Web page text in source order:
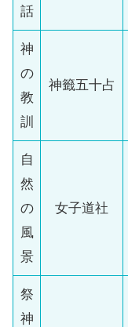
話
神
の
教
訓
神籤五十占
自
然
の
風
景
女子道社
祭
神